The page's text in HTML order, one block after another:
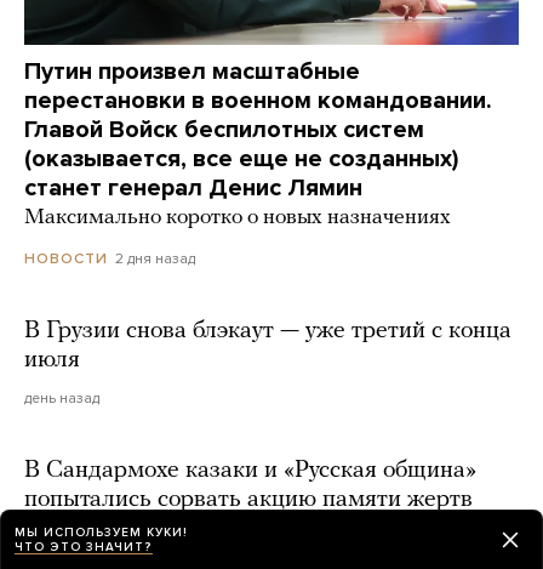
Путин произвел масштабные
перестановки в военном командовании.
Главой Войск беспилотных систем
(оказывается, все еще не созданных)
станет генерал Денис Лямин
Максимально коротко о новых назначениях
НОВОСТИ 2 дня назад
В Грузии снова блэкаут — уже третий с конца
июля
день назад
В Сандармохе казаки и «Русская община»
попытались сорвать акцию памяти жертв
сталинских репрессий
МЫ ИСПОЛЬЗУЕМ КУКИ!
ЧТО ЭТО ЗНАЧИТ?